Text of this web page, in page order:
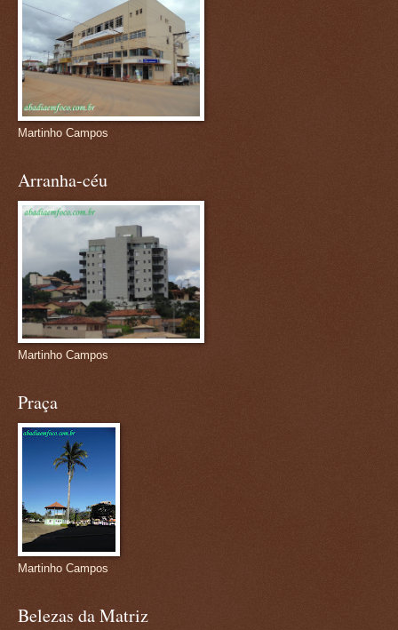
Martinho Campos
Arranha-céu
Martinho Campos
Praça
Martinho Campos
Belezas da Matriz